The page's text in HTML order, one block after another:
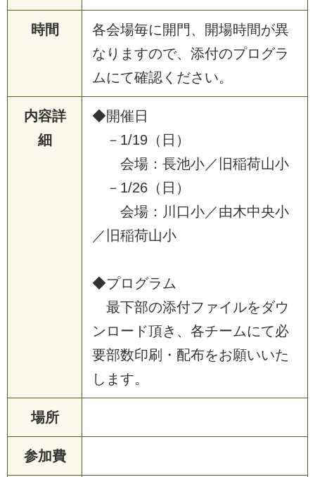
時間 各会場毎に開 門 、 開場時間が異
な り ま すので、 添付のプロ グラ
ムにて確認 く ださ い。
内容詳
細
◆開催 日
－ 1/19 （ 日 ）
会場 ： 長池小／ 旧稲荷山小
－ 1/26 （ 日 ）
会場 ： 川 口小／由木中央小
／ 旧稲荷山小
◆プロ グラ ム
最下部の添付フ ァイ ルをダウ
ンロー ド頂き 、 各チームにて必
要部数印刷 ・ 配布をお願いいた
し ま す。
場所
参加費